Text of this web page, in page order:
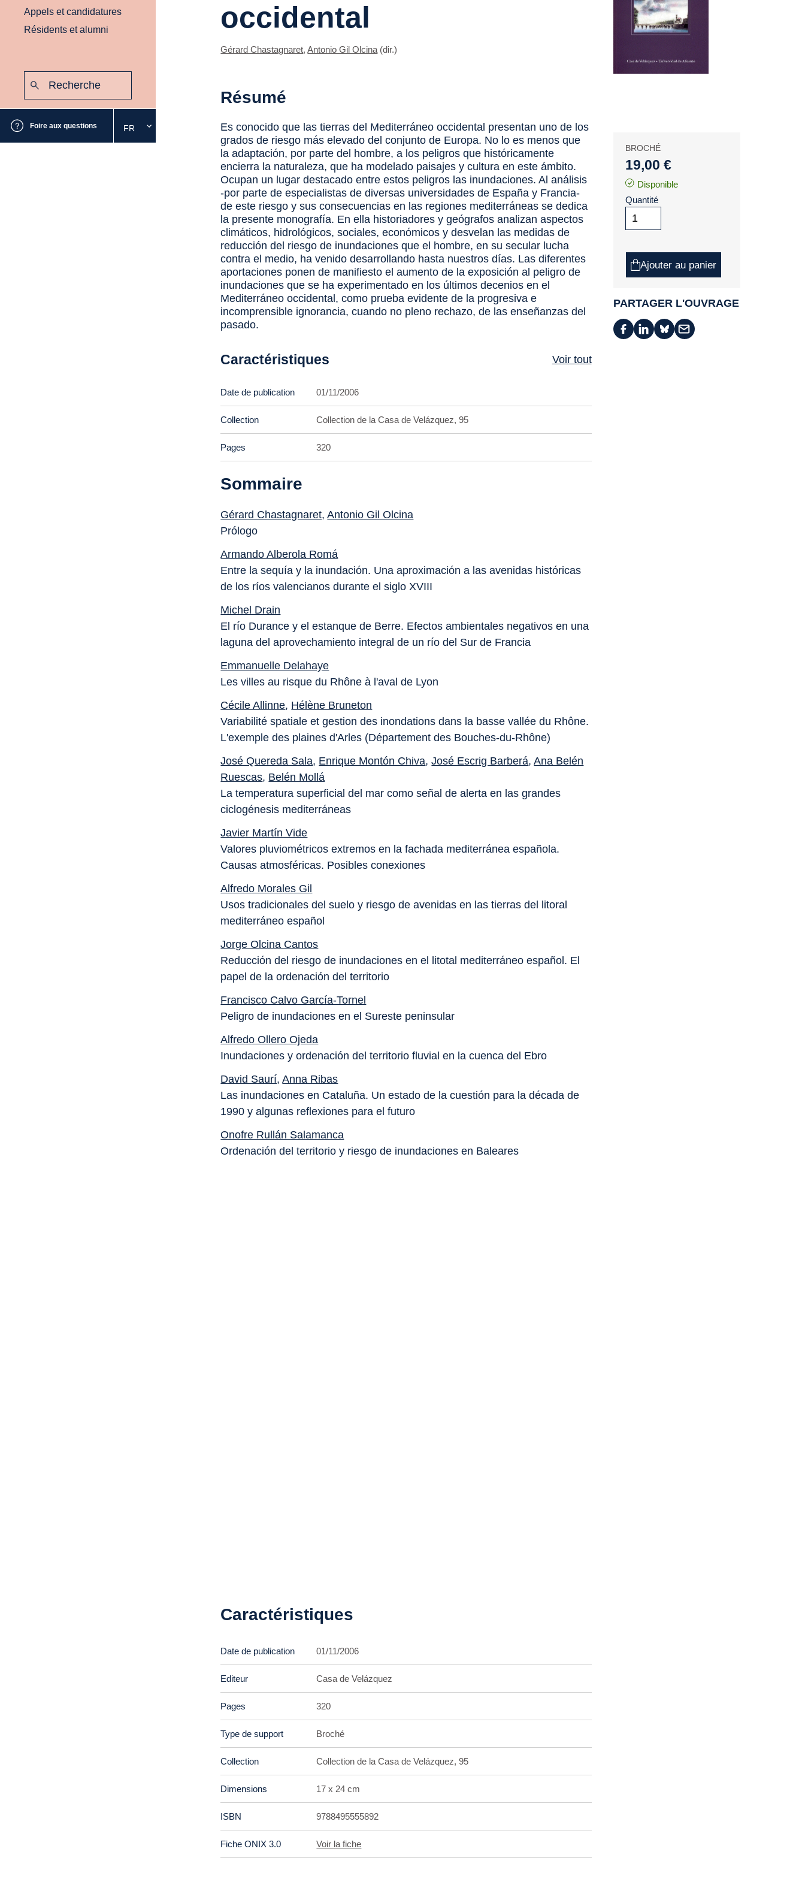
Appels et candidatures
Résidents et alumni
Foire aux questions
Sélectionnez
la
FR
occidental
Gérard Chastagnaret,Antonio Gil Olcina (dir.)
Résumé
Es conocido que las tierras del Mediterráneo occidental presentan uno de los
grados de riesgo más elevado del conjunto de Europa. No lo es menos que
la adaptación, por parte del hombre, a los peligros que históricamente
encierra la naturaleza, que ha modelado paisajes y cultura en este ámbito.
Ocupan un lugar destacado entre estos peligros las inundaciones. Al análisis
-por parte de especialistas de diversas universidades de España y Francia-
de este riesgo y sus consecuencias en las regiones mediterráneas se dedica
la presente monografía. En ella historiadores y geógrafos analizan aspectos
climáticos, hidrológicos, sociales, económicos y desvelan las medidas de
reducción del riesgo de inundaciones que el hombre, en su secular lucha
contra el medio, ha venido desarrollando hasta nuestros días. Las diferentes
aportaciones ponen de manifiesto el aumento de la exposición al peligro de
inundaciones que se ha experimentado en los últimos decenios en el
Mediterráneo occidental, como prueba evidente de la progresiva e
incomprensible ignorancia, cuando no pleno rechazo, de las enseñanzas del
pasado.
Caractéristiques Voir tout
Date de publication 01/11/2006
Collection Collection de la Casa de Velázquez, 95
Pages 320
Sommaire
Gérard Chastagnaret,Antonio Gil Olcina
Prólogo
Armando Alberola Romá
Entre la sequía y la inundación. Una aproximación a las avenidas históricas
de los ríos valencianos durante el siglo XVIII
Michel Drain
El río Durance y el estanque de Berre. Efectos ambientales negativos en una
laguna del aprovechamiento integral de un río del Sur de Francia
Emmanuelle Delahaye
Les villes au risque du Rhône à l'aval de Lyon
Cécile Allinne, Hélène Bruneton
Variabilité spatiale et gestion des inondations dans la basse vallée du Rhône.
L'exemple des plaines d'Arles (Département des Bouches-du-Rhône)
José Quereda Sala, Enrique Montón Chiva,José Escrig Barberá,Ana Belén
Ruescas, Belén Mollá
La temperatura superficial del mar como señal de alerta en las grandes
ciclogénesis mediterráneas
Javier Martín Vide
Valores pluviométricos extremos en la fachada mediterránea española.
Causas atmosféricas. Posibles conexiones
Alfredo Morales Gil
Usos tradicionales del suelo y riesgo de avenidas en las tierras del litoral
mediterráneo español
Jorge Olcina Cantos
Reducción del riesgo de inundaciones en el litotal mediterráneo español. El
papel de la ordenación del territorio
Francisco Calvo García-Tornel
Peligro de inundaciones en el Sureste peninsular
Alfredo Ollero Ojeda
Inundaciones y ordenación del territorio fluvial en la cuenca del Ebro
David Saurí,Anna Ribas
Las inundaciones en Cataluña. Un estado de la cuestión para la década de
1990 y algunas reflexiones para el futuro
Onofre Rullán Salamanca
Ordenación del territorio y riesgo de inundaciones en Baleares
Caractéristiques
Date de publication 01/11/2006
Editeur Casa de Velázquez
Pages 320
Type de support Broché
Collection Collection de la Casa de Velázquez, 95
Dimensions 17 x 24 cm
ISBN 9788495555892
Fiche ONIX 3.0 Voir la fiche
BROCHÉ
19,00 €
Disponible
Quantité
Ajouter au panier
PARTAGER L'OUVRAGE